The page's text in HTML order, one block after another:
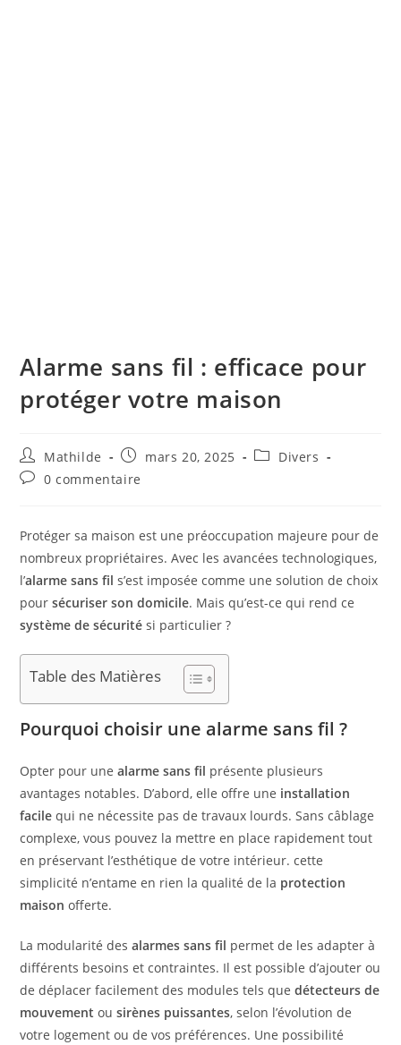
Alarme sans fil : efficace pour
protéger votre maison
Mathilde mars 20, 2025
Divers
0 commentaire
Protéger sa maison est une préoccupation majeure pour de
nombreux propriétaires. Avec les avancées technologiques,
l’alarme sans fil s’est imposée comme une solution de choix
poursécuriser son domicile. Mais qu’est-ce qui rend ce
système de sécurité si particulier ?
Table des Matières
Pourquoi choisir une alarme sans fil ?
Opter pour unealarme sans fil présente plusieurs
avantages notables. D’abord, elle offre une installation
facile qui ne nécessite pas de travaux lourds. Sans câblage
complexe, vous pouvez la mettre en place rapidement tout
en préservant l’esthétique de votre intérieur. cette
simplicité n’entame en rien la qualité de la protection
maison offerte.
La modularité desalarmes sans fil permet de les adapter à
différents besoins et contraintes. Il est possible d’ajouter ou
de déplacer facilement des modules tels quedétecteurs de
mouvement ousirènes puissantes, selon l’évolution de
votre logement ou de vos préférences. Une possibilité